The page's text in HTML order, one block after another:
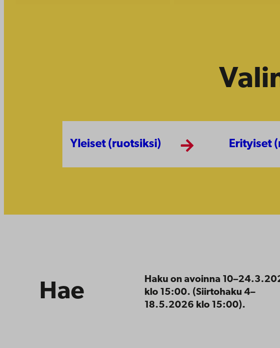
Yleiset (ruotsiksi) Erityiset
Hae
Haku on avoinna
klo 15:00. (Siirtohaku 4–
18.5.2026 klo 15:00).